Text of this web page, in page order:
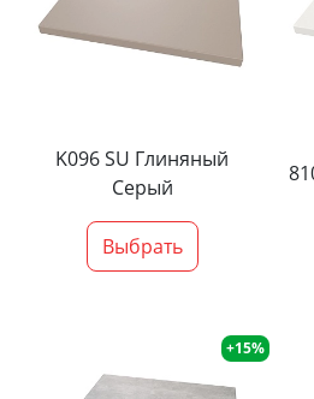
K096 SU Глиняный
Серый
Выбрать
+15%